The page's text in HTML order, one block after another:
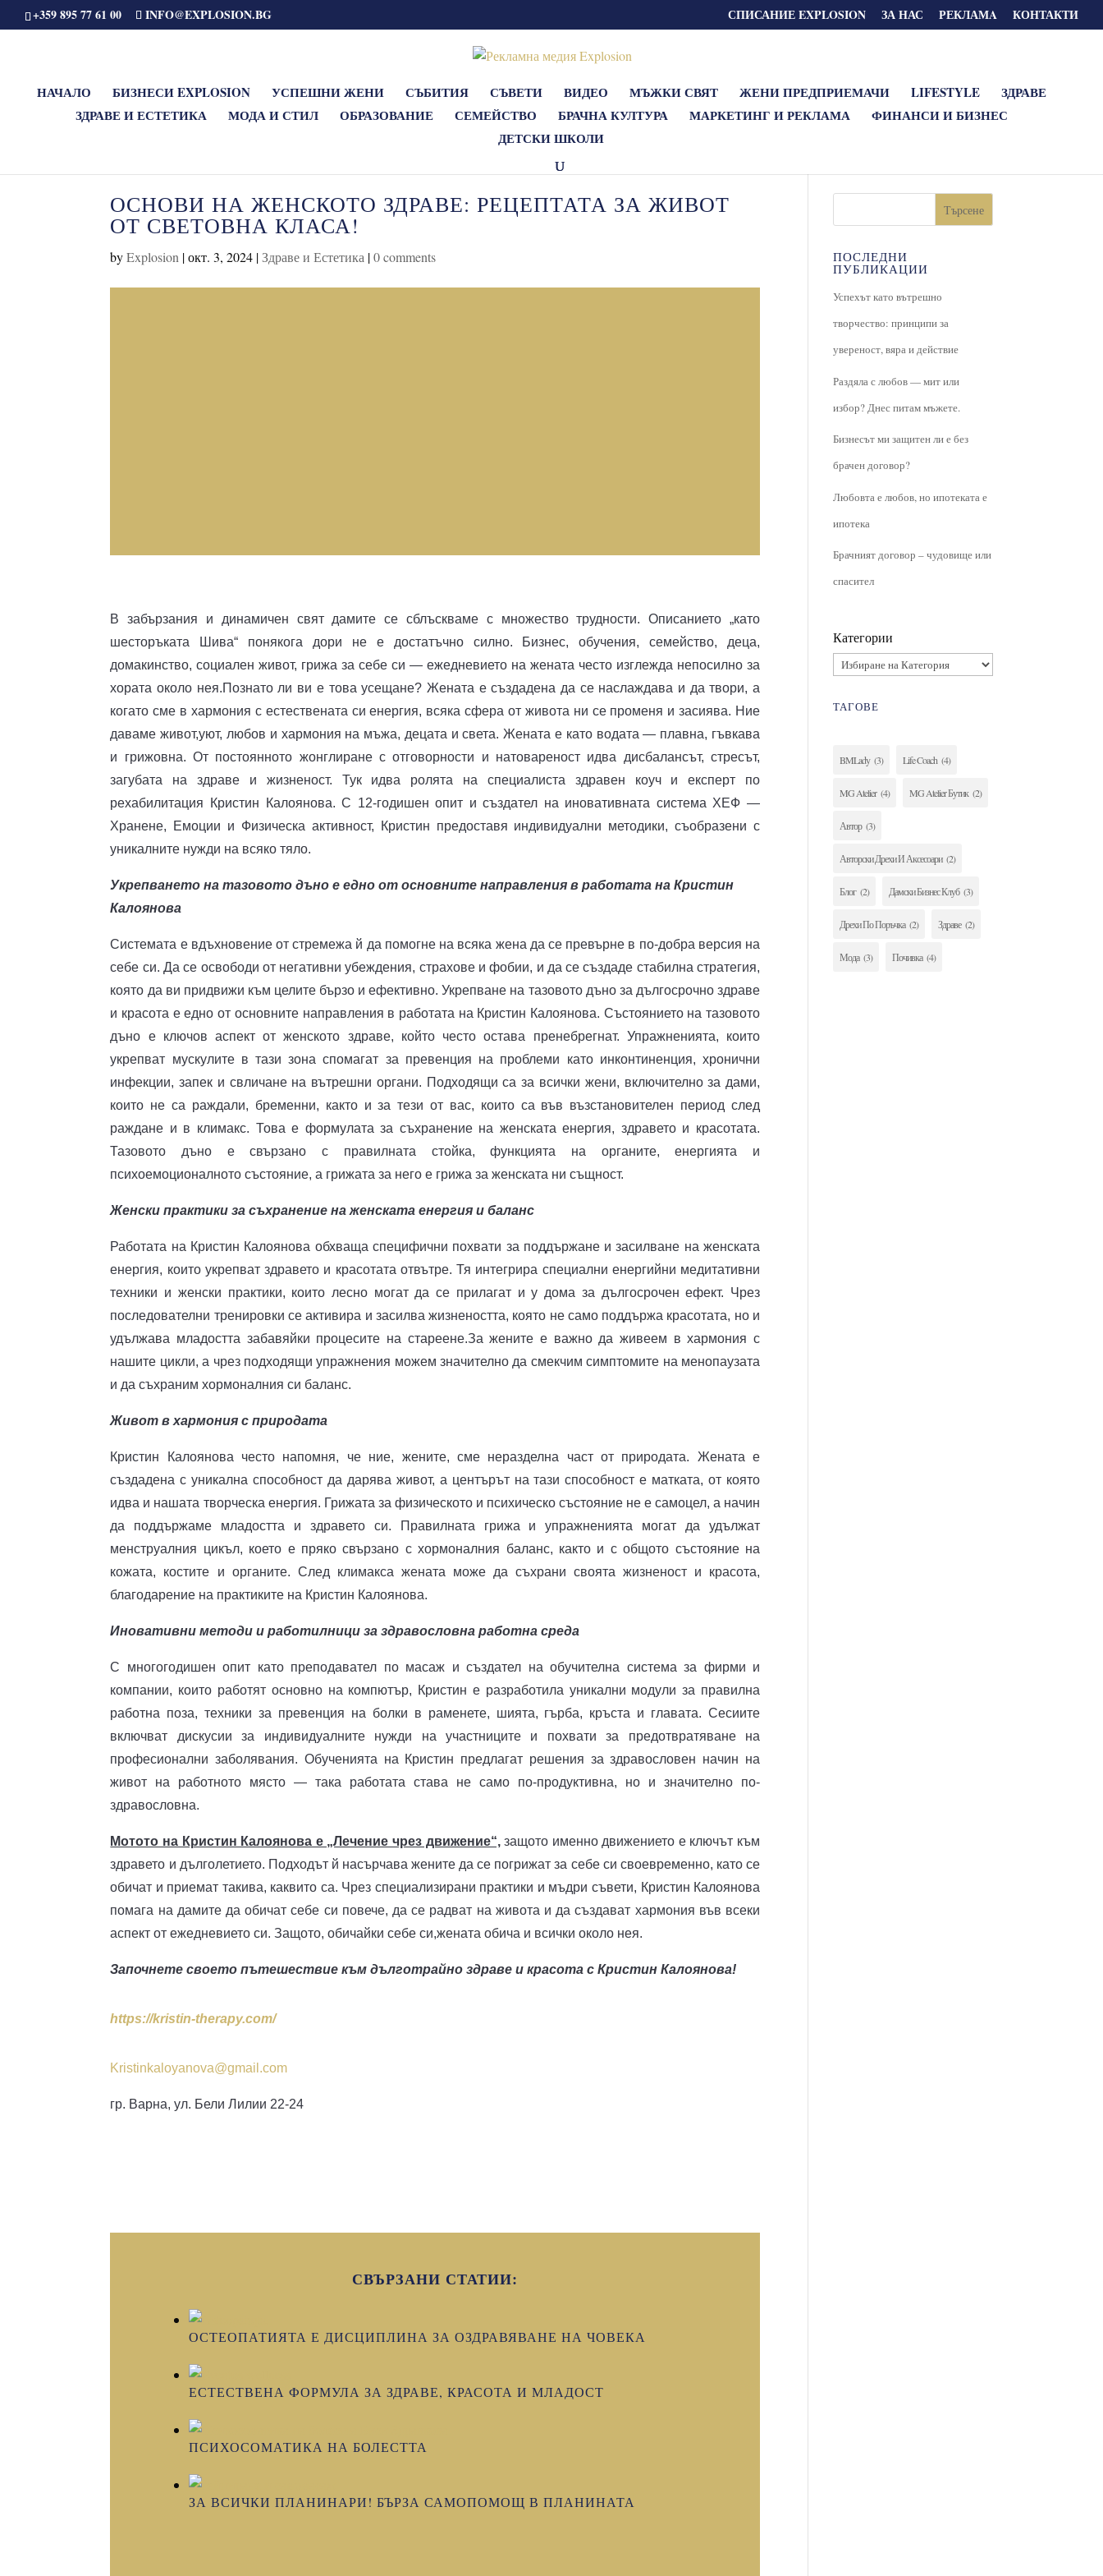
+359 895 77 61 00 INFO@EXPLOSION.BG СПИСАНИЕ EXPLOSION ЗА НАС РЕКЛАМA КОНТАКТИ
НАЧАЛО БИЗНЕСИ EXPLOSION УСПЕШНИ ЖЕНИ СЪБИТИЯ СЪВЕТИ ВИДЕО МЪЖКИ СВЯТ ЖЕНИ ПРЕДПРИЕМАЧИ LIFESTYLE
ЗДРАВЕ
ЗДРАВЕ И ЕСТЕТИКА
МОДА И СТИЛ ОБРАЗОВАНИЕ СЕМЕЙСТВО БРАЧНА КУЛТУРА МАРКЕТИНГ И РЕКЛАМА
ФИНАНСИ И БИЗНЕС
ДЕТСКИ ШКОЛИ
ОСНОВИ НА ЖЕНСКОТО ЗДРАВЕ: РЕЦЕПТАТА ЗА ЖИВОТ
ОТ СВЕТОВНА КЛАСА!
byExplosion |окт. 3, 2024 |Здраве и Естетика |0 comments
В забързания и динамичен свят дамите се сблъскваме с множество трудности. Описанието „като
шесторъката Шива“ понякога дори не е достатъчно силно. Бизнес, обучения, семейство, деца,
домакинство, социален живот, грижа за себе си — ежедневието на жената често изглежда непосилно за
хората около нея.Познато ли ви е това усещане? Жената е създадена да се наслаждава и да твори, а
когато сме в хармония с естествената си енергия, всяка сфера от живота ни се променя и засиява. Ние
даваме живот,уют, любов и хармония на мъжа, децата и света. Жената е като водата — плавна, гъвкава
и грижовна. От постоянното жонглиране с отговорности и натовареност идва дисбалансът, стресът,
загубата на здраве и жизненост. Тук идва ролята на специалиста здравен коуч и експерт по
рехабилитация Кристин Калоянова. С 12-годишен опит и създател на иновативната система ХЕФ —
Хранене, Емоции и Физическа активност, Кристин предоставя индивидуални методики, съобразени с
уникалните нужди на всяко тяло.
Укрепването на тазовото дъно е едно от основните направления в работата на Кристин
Калоянова
Системата е вдъхновение от стремежа й да помогне на всяка жена да се превърне в по-добра версия на
себе си. Да се освободи от негативни убеждения, страхове и фобии, и да се създаде стабилна стратегия,
която да ви придвижи към целите бързо и ефективно. Укрепване на тазовото дъно за дългосрочно здраве
и красота е едно от основните направления в работата на Кристин Калоянова. Състоянието на тазовото
дъно е ключов аспект от женското здраве, който често остава пренебрегнат. Упражненията, които
укрепват мускулите в тази зона спомагат за превенция на проблеми като инконтиненция, хронични
инфекции, запек и свличане на вътрешни органи. Подходящи са за всички жени, включително за дами,
които не са раждали, бременни, както и за тези от вас, които са във възстановителен период след
раждане и в климакс. Това е формулата за съхранение на женската енергия, здравето и красотата.
Тазовото дъно е свързано с правилната стойка, функцията на органите, енергията и
психоемоционалното състояние, а грижата за него е грижа за женската ни същност.
Женски практики за съхранение на женската енергия и баланс
Работата на Кристин Калоянова обхваща специфични похвати за поддържане и засилване на женската
енергия, които укрепват здравето и красотата отвътре. Тя интегрира специални енергийни медитативни
техники и женски практики, които лесно могат да се прилагат и у дома за дългосрочен ефект. Чрез
последователни тренировки се активира и засилва жизнеността, която не само поддържа красотата, но и
удължава младостта забавяйки процесите на стареене.За жените е важно да живеем в хармония с
нашите цикли, а чрез подходящи упражнения можем значително да смекчим симптомите на менопаузата
и да съхраним хормоналния си баланс.
Живот в хармония с природата
Кристин Калоянова често напомня, че ние, жените, сме неразделна част от природата. Жената е
създадена с уникална способност да дарява живот, а центърът на тази способност е матката, от която
идва и нашата творческа енергия. Грижата за физическото и психическо състояние не е самоцел, а начин
да поддържаме младостта и здравето си. Правилната грижа и упражненията могат да удължат
менструалния цикъл, което е пряко свързано с хормоналния баланс, както и с общото състояние на
кожата, костите и органите. След климакса жената може да съхрани своята жизненост и красота,
благодарение на практиките на Кристин Калоянова.
Иновативни методи и работилници за здравословна работна среда
С многогодишен опит като преподавател по масаж и създател на обучителна система за фирми и
компании, които работят основно на компютър, Кристин е разработила уникални модули за правилна
работна поза, техники за превенция на болки в раменете, шията, гърба, кръста и главата. Сесиите
включват дискусии за индивидуалните нужди на участниците и похвати за предотвратяване на
професионални заболявания. Обученията на Кристин предлагат решения за здравословен начин на
живот на работното място — така работата става не само по-продуктивна, но и значително по-
здравословна.
Мотото на Кристин Калоянова е „Лечение чрез движение“,защото именно движението е ключът към
здравето и дълголетието. Подходът й насърчава жените да се погрижат за себе си своевременно, като се
обичат и приемат такива, каквито са. Чрез специализирани практики и мъдри съвети, Кристин Калоянова
помага на дамите да обичат себе си повече, да се радват на живота и да създават хармония във всеки
аспект от ежедневието си. Защото, обичайки себе си,жената обича и всички около нея.
Започнете своето пътешествие към дълготрайно здраве и красота с Кристин Калоянова!
https://kristin-therapy.com/
Kristinkaloyanova@gmail.com
гр. Варна, ул. Бели Лилии 22-24
СВЪРЗАНИ СТАТИИ:
ОСТЕОПАТИЯТА Е ДИСЦИПЛИНА ЗА ОЗДРАВЯВАНЕ НА ЧОВЕКА
ЕСТЕСТВЕНА ФОРМУЛА ЗА ЗДРАВЕ, КРАСОТА И МЛАДОСТ
ПСИХОСОМАТИКА НА БОЛЕСТТА
ЗА ВСИЧКИ ПЛАНИНАРИ! БЪРЗА САМОПОМОЩ В ПЛАНИНАТА
Търсене
ПОСЛЕДНИ
ПУБЛИКАЦИИ
Успехът като вътрешно
творчество: принципи за
увереност, вяра и действие
Раздяла с любов — мит или
избор? Днес питам мъжете.
Бизнесът ми защитен ли е без
брачен договор?
Любовта е любов, но ипотеката е
ипотека
Брачният договор – чудовище или
спасител
Категории
ТАГОВЕ
BMLady (3) Life Coach (4)
MG Atelier (4) MG Atelier Бутик (2)
Автор (3)
Авторски Дрехи И Аксесоари (2)
Блог (2) Дамски Бизнес Клуб (3)
Дрехи По Поръчка (2) Здраве (2)
Мода (3) Почивка (4)